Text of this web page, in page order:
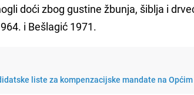
doći zbog gustine žbunja, šiblja i
i Bešlagić 1971.
liste za kompenzacijske mandate na